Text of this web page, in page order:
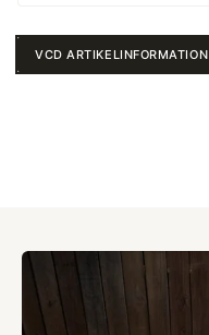
VCD ARTIKELINFORMATION